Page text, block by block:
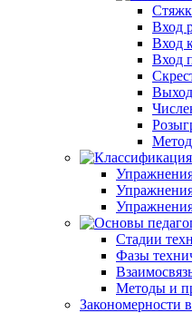
Вход
Вход
Вход
Стадии
Фазы
Методы и
Закономерности